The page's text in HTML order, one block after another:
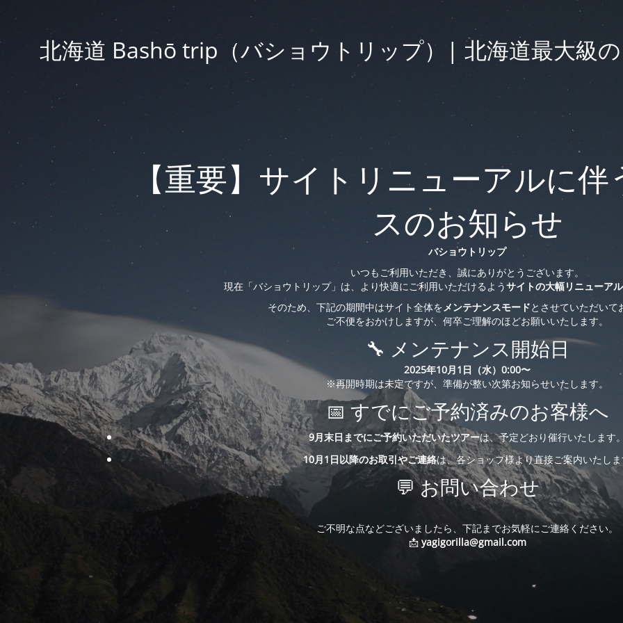
北海道 Bashō trip（バショウトリップ）| 北海道最大級
【重要】サイトリニューアルに
スのお知らせ
バショウトリップ
いつもご利用いただき、誠にありがとうございます。
現在「バショウトリップ」は、より快適にご利用いただけるようサイトの大幅リニューアル
そのため、下記の期間中はサイト全体を メンテナンスモードとさせていただいて
ご不便をおかけしますが、何卒ご理解のほどお願いいたします。
🔧 メンテナンス開始日
2025年10月1日（水）0:00〜
※再開時期は未定ですが、準備が整い次第お知らせいたします。
📅 すでにご予約済みのお客様へ
9月末日までにご予約いただいたツアーは、予定どおり催行いたします
10月1日以降のお取引やご連絡は、各ショップ様より直接ご案内いたし
💬 お問い合わせ
ご不明な点などございましたら、下記までお気軽にご連絡ください。
📩 yagigorilla@gmail.com